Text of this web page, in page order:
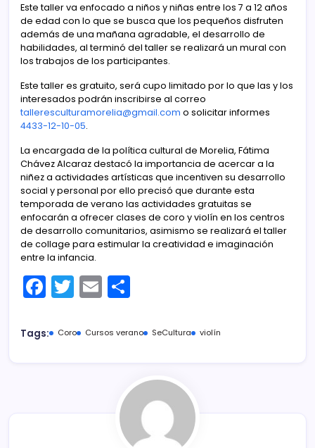
Este taller va enfocado a niños y niñas entre los 7 a 12 años
de edad con lo que se busca que los pequeños disfruten
además de una mañana agradable, el desarrollo de
habilidades, al terminó del taller se realizará un mural con
los trabajos de los participantes.
Este taller es gratuito, será cupo limitado por lo que las y los
interesados podrán inscribirse al correo
talleresculturamorelia@gmail.com o solicitar informes
4433-12-10-05.
La encargada de la política cultural de Morelia, Fátima
Chávez Alcaraz destacó la importancia de acercar a la
niñez a actividades artísticas que incentiven su desarrollo
social y personal por ello precisó que durante esta
temporada de verano las actividades gratuitas se
enfocarán a ofrecer clases de coro y violín en los centros
de desarrollo comunitarios, asimismo se realizará el taller
de collage para estimular la creatividad e imaginación
entre la infancia.
F
a
c
T
w
itt
E
m
ai m
ar
tir
Tags: Coro Cursos verano SeCultura violín